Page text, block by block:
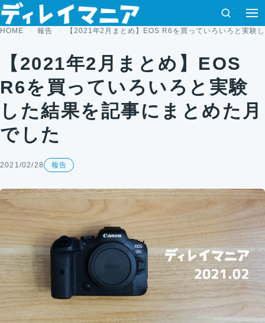
コンテンツへスキップ
検索
HOME 報告 【2021年2月まとめ】EOS R6を買っていろいろと実験
【2021年2月まとめ】EOS
R6を買っていろいろと実験
した結果を記事にまとめた月
でした
2021/02/28 報告